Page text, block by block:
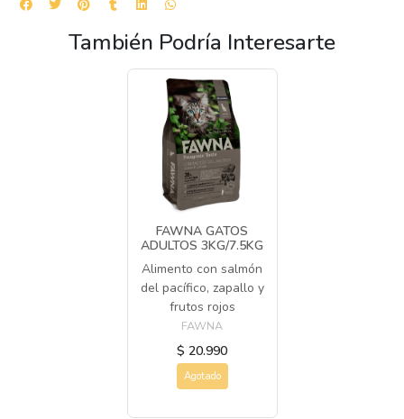
También Podría Interesarte
FAWNA GATOS
ADULTOS 3KG/7.5KG
Alimento con salmón
del pacífico, zapallo y
frutos rojos
FAWNA
$ 20.990
Agotado